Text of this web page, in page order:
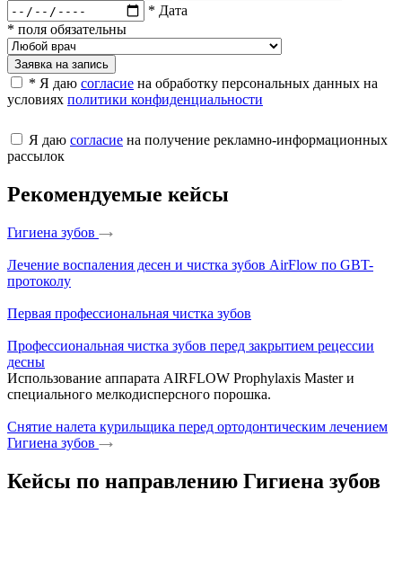
* Дата
* поля обязательны
Заявка на запись
* Я даю согласие на обработку персональных данных на
условиях политики конфиденциальности
Я даю согласие на получение рекламно-информационных
рассылок
Рекомендуемые кейсы
Гигиена зубов
Лечение воспаления десен и чистка зубов AirFlow по GBT-
протоколу
Первая профессиональная чистка зубов
Профессиональная чистка зубов перед закрытием рецессии
десны
Использование аппарата AIRFLOW Prophylaxis Master и
специального мелкодисперсного порошка.
Снятие налета курильщика перед ортодонтическим лечением
Гигиена зубов
Кейсы по направлению Гигиена зубов